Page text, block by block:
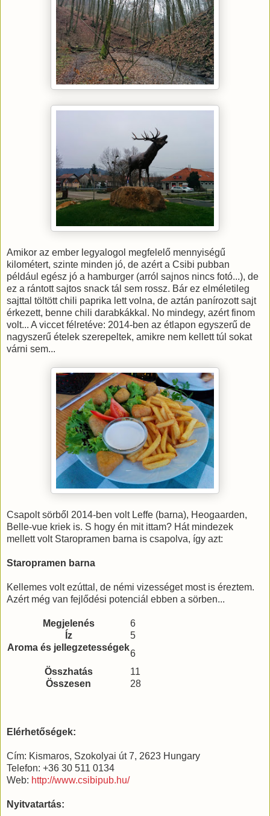
Amikor az ember legyalogol megfelelő mennyiségű
kilométert, szinte minden jó, de azért a Csibi pubban
például egész jó a hamburger (arról sajnos nincs fotó...), de
ez a rántott sajtos snack tál sem rossz. Bár ez elméletileg
sajttal töltött chili paprika lett volna, de aztán panírozott sajt
érkezett, benne chili darabkákkal. No mindegy, azért finom
volt... A viccet félretéve: 2014-ben az étlapon egyszerű de
nagyszerű ételek szerepeltek, amikre nem kellett túl sokat
várni sem...
Csapolt sörből 2014-ben volt Leffe (barna), Heogaarden,
Belle-vue kriek is. S hogy én mit ittam? Hát mindezek
mellett volt Staropramen barna is csapolva, így azt:
Staropramen barna
Kellemes volt ezúttal, de némi vizességet most is éreztem.
Azért még van fejlődési potenciál ebben a sörben...
Megjelenés
6
Íz
5
Aroma és jellegzetességek
6
Összhatás
11
Összesen
28
Elérhetőségek:
Cím: Kismaros, Szokolyai út 7, 2623 Hungary
Telefon: +36 30 511 0134
Web: http://www.csibipub.hu/
Nyitvatartás: